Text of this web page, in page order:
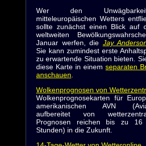
Wer den
mitteleuropäischen Wetters
sollte zunächst einen Blick auf
weltweiten
Januar werfen, die Jay
Sie kann zumindest erste
zu erwartende Situation bieten.
diese Karte in einemseparaten
anschauen
Wolkenprognosen von
Wolkenprognosekarten für
amerikanischen AVN
aufbereitet von
Prognosen reichen bis zu 16
Stunden) in die Zukunft.